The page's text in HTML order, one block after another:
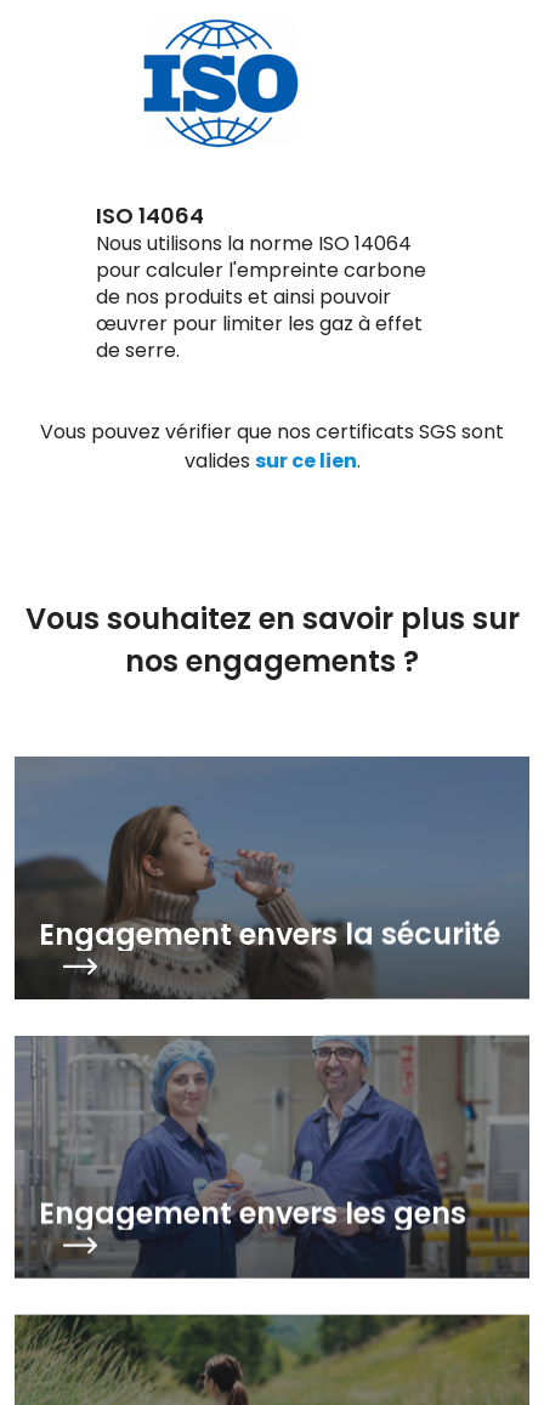
Télécharger (1 MB)
ISO 14064
Nous utilisons la norme ISO 14064
pour calculer l'empreinte carbone
de nos produits et ainsi pouvoir
Vous souhaitez en savoir plus sur
Engagement envers la sécurité
Engagement envers les gens